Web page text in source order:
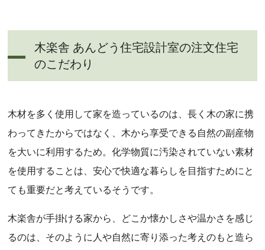
木楽舎 あんどう住宅設計室の注文住宅
のこだわり
木材を多く使用して家を造っているのは、長く木の家に携
わってきたからではなく、木から享受できる自然の副産物
を大いに利用するため。化学物質に汚染されていない素材
を使用することは、安心で快適な暮らしを目指すためにと
ても重要だと考えているそうです。
木楽舎が手掛ける家から、どこか懐かしさや温かさを感じ
るのは、そのように人や自然に寄り添った考えのもと造ら